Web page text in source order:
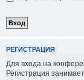
РЕГИСТРАЦИЯ
Для входа на
Регистрация